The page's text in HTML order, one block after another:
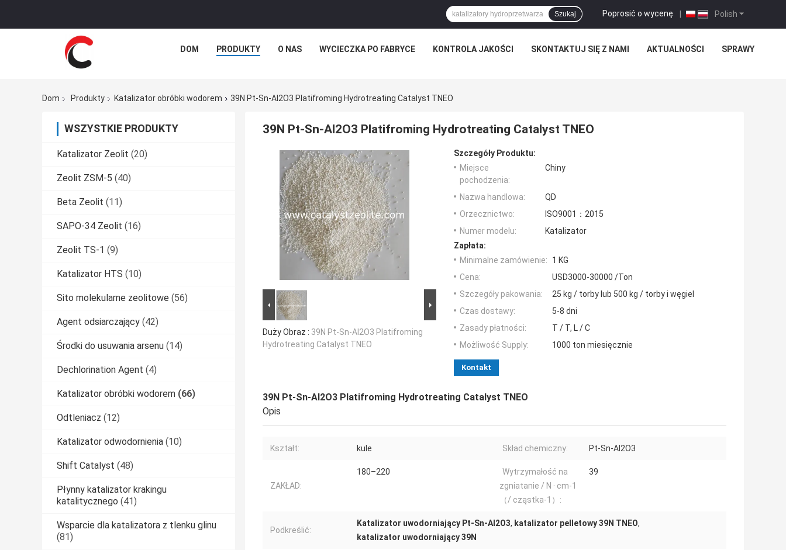
Polish
Poprosić o wycenę |
Szukaj
DOM PRODUKTY O NAS WYCIECZKA PO FABRYCE KONTROLA JAKOŚCI SKONTAKTUJ SIĘ Z NAMI AKTUALNOŚCI SPRAWY
Dom Produkty Katalizator obróbki wodorem 39N Pt-Sn-Al2O3 Platifroming Hydrotreating Catalyst TNEO
WSZYSTKIE PRODUKTY
Katalizator Zeolit (20)
Zeolit ​​ZSM-5 (40)
Beta Zeolit (11)
SAPO-34 Zeolit (16)
Zeolit ​​TS-1 (9)
Katalizator HTS (10)
Sito molekularne zeolitowe (56)
Agent odsiarczający (42)
Środki do usuwania arsenu (14)
Dechlorination Agent (4)
Katalizator obróbki wodorem (66)
Odtleniacz (12)
Katalizator odwodornienia (10)
Shift Catalyst (48)
Płynny katalizator krakingu
katalitycznego (41)
Wsparcie dla katalizatora z tlenku glinu
(81)
39N Pt-Sn-Al2O3 Platifroming Hydrotreating Catalyst TNEO
Duży Obraz : 39N Pt-Sn-Al2O3 Platifroming
Hydrotreating Catalyst TNEO
Szczegóły Produktu:
Miejsce
pochodzenia:
Chiny
Nazwa handlowa:
QD
Orzecznictwo:
ISO9001：2015
Numer modelu:
Katalizator
Zapłata:
Minimalne zamówienie:
1 KG
Cena:
USD3000-30000 /Ton
Szczegóły pakowania:
25 kg / torby lub 500 kg / torby i węgiel
Czas dostawy:
5-8 dni
Zasady płatności:
T / T, L / C
Możliwość Supply:
1000 ton miesięcznie
Kontakt
39N Pt-Sn-Al2O3 Platifroming Hydrotreating Catalyst TNEO
Opis
Kształt: kule Skład chemiczny: Pt-Sn-Al2O3
ZAKŁAD:
180–220
Wytrzymałość na
zgniatanie / N · cm-1
（/ cząstka-1）:
39
Podkreślić:
Katalizator uwodorniający Pt-Sn-Al2O3, katalizator pelletowy 39N TNEO,
katalizator uwodorniający 39N